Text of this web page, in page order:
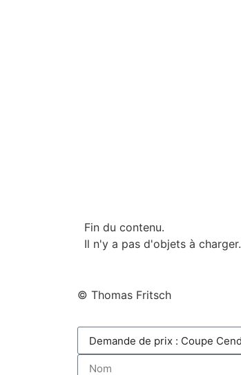
Fin du contenu.
Il n'y a pas d'objets à charger.
© Thomas Fritsch